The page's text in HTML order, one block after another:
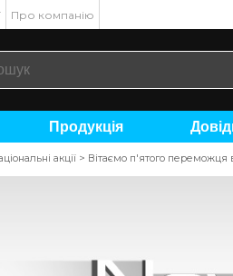
Про компанію
Продукція
акції > Вітаємо п'ятого переможця